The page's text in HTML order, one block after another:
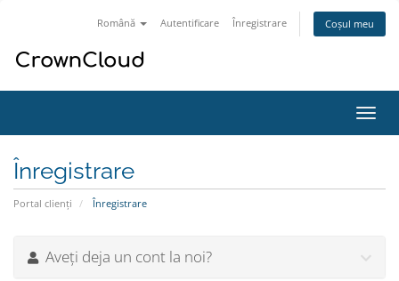
Română Autentificare Înregistrare Coșul meu
Înregistrare
Portal clienți Înregistrare
Aveți deja un cont la noi?